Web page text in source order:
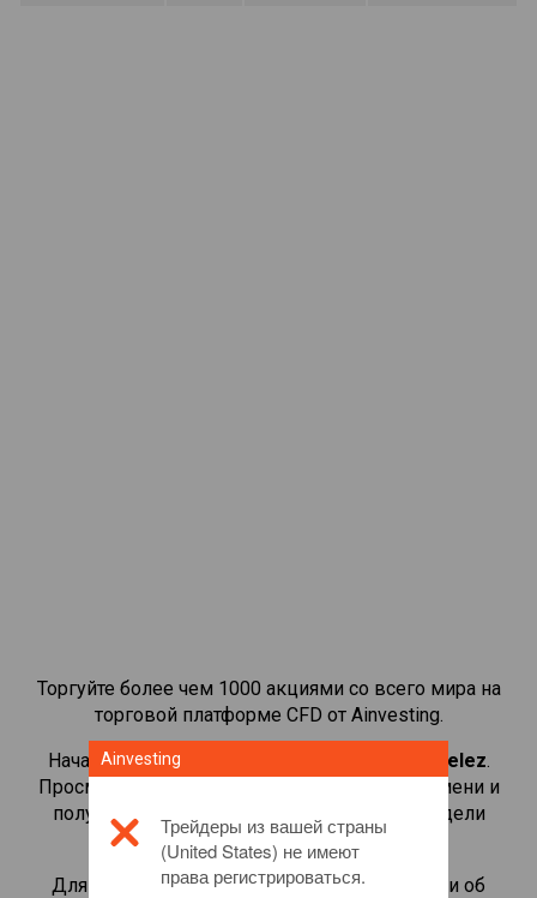
Торгуйте более чем 1000 акциями со всего мира на
торговой платформе CFD от Ainvesting.
Начать торговать CFD-контрактами на
Mondelez.
Просматривайте котировки в реальном времени и
получайте дивиденды, как если бы вы владели
самой акцией.
Для получения дополнительной информации об
Ainvesting
Трейдеры из вашей страны
(United States) не имеют
права регистрироваться.